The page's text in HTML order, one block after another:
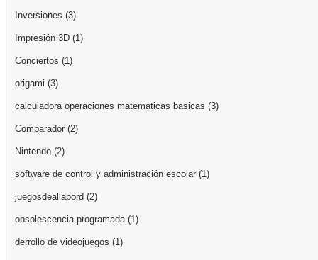
Inversiones (3)
Impresión 3D (1)
Conciertos (1)
origami (3)
calculadora operaciones matematicas basicas (3)
Comparador (2)
Nintendo (2)
software de control y administración escolar (1)
juegosdeallabord (2)
obsolescencia programada(1)
derrollo de videojuegos (1)